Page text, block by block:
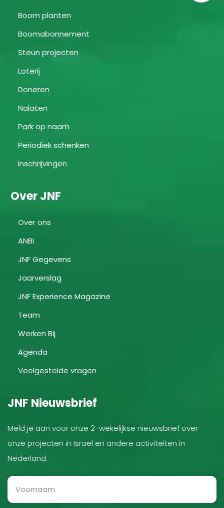
Boom planten
Boomabonnement
Steun projecten
Loterij
Doneren
Nalaten
Park op naam
Periodiek schenken
Inschrijvingen
Over JNF
Over ons
ANBI
JNF Gegevens
Jaarverslag
JNF Experience Magazine
Team
Werken Bij
Agenda
Veelgestelde vragen
JNF Nieuwsbrief
Meld je aan voor onze 2-wekelijkse nieuwsbrief over
onze projecten in Israël en andere activiteiten in
Nederland.